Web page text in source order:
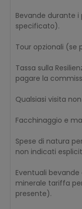
Bevande durante
specificato).
Tour opzionali (se
Tassa sulla
pagare la
Qualsiasi visita
Facchinaggio e
Spese di natura
non indicati
Eventuali
minerale tariffa
presente).